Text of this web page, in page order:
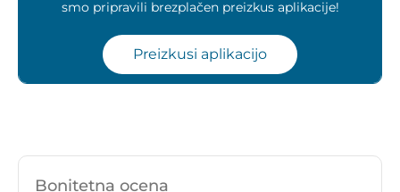
smo pripravili brezplačen preizkus aplikacije!
Preizkusi aplikacijo
Bonitetna ocena